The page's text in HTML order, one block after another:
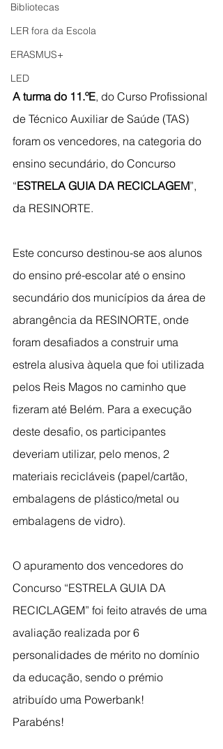
Bibliotecas
LER fora da Escola
ERASMUS+
LED
A turma do 11.ºE, do Curso Profissional
de Técnico Auxiliar de Saúde (TAS)
foram os vencedores, na categoria do
ensino secundário, do Concurso
“ESTRELA GUIA DA RECICLAGEM”,
da RESINORTE.
Este concurso destinou-se aos alunos
do ensino pré-escolar até o ensino
secundário dos municípios da área de
abrangência da RESINORTE, onde
foram desafiados a construir uma
estrela alusiva àquela que foi utilizada
pelos Reis Magos no caminho que
fizeram até Belém. Para a execução
deste desafio, os participantes
deveriam utilizar, pelo menos, 2
materiais recicláveis (papel/cartão,
embalagens de plástico/metal ou
embalagens de vidro).
O apuramento dos vencedores do
Concurso “ESTRELA GUIA DA
RECICLAGEM” foi feito através de uma
avaliação realizada por 6
personalidades de mérito no domínio
da educação, sendo o prémio
atribuído uma Powerbank!
Parabéns!